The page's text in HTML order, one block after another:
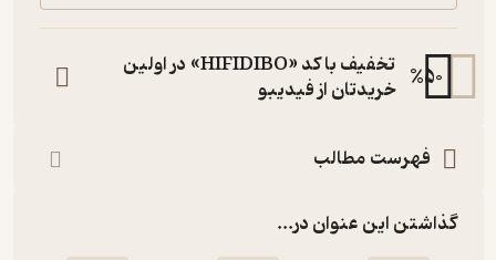
%50
تخفیف با کد «HIFIDIBO» در اولین
خریدتان از فیدیبو
فهرست مطالب
گذاشتن این عنوان در...